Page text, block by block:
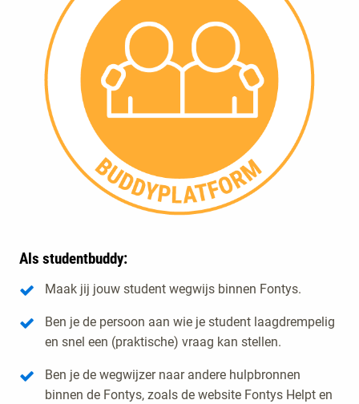
Als studentbuddy:
Maak jij jouw student wegwijs binnen Fontys.
Ben je de persoon aan wie je student laagdrempelig
en snel een (praktische) vraag kan stellen.
Ben je de wegwijzer naar andere hulpbronnen
binnen de Fontys, zoals de website Fontys Helpt en